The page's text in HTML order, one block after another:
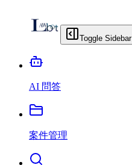
Toggle Sidebar
AI 問答
案件管理